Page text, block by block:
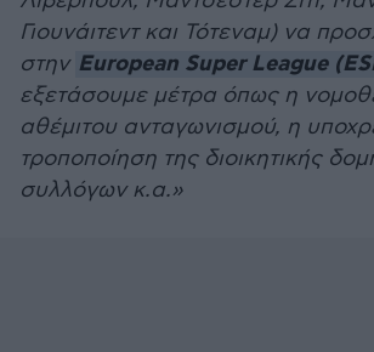
Γιουνάιτεντ και Τότεναμ) να
στην European Super League
εξετάσουμε μέτρα όπως η
αθέμιτου ανταγωνισμού, η
τροποποίηση της διοικητικής
συλλόγων κ.α.»